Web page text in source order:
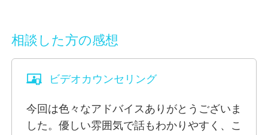
相談した方の感想
ビデオカウンセリング
今回は色々なアドバイスありがとうございま
した。優しい雰囲気で話もわかりやすく、こ